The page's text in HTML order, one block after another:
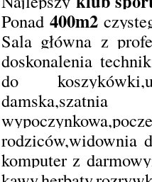
Ponad 400m2
Sala główna z
doskonalenia technik
do
damska,szatnia
rodziców,widownia
komputer z